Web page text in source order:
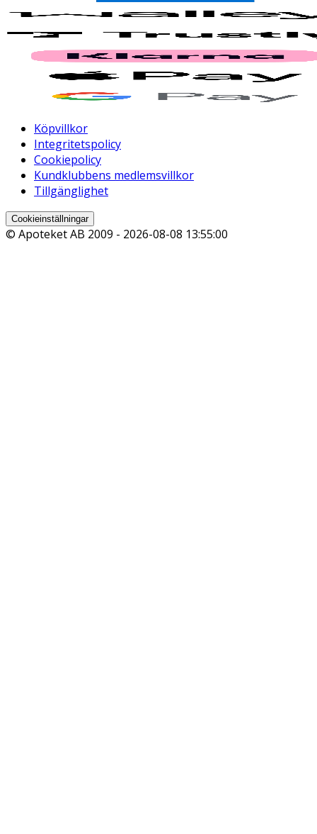
Köpvillkor
Integritetspolicy
Cookiepolicy
Kundklubbens medlemsvillkor
Tillgänglighet
Cookieinställningar
© Apoteket AB 2009 - 2026-08-08 13:55:00